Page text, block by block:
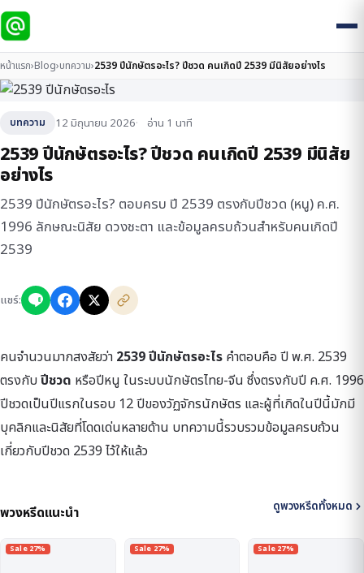
หน้าแรก›Blog›บทความ›2539 ปีนักษัตรอะไร? ปีชวด คนเกิดปี 2539 มีนิสัยอย่างไร
บทความ 12 มิถุนายน 2026 อ่าน 1 นาที
2539 ปีนักษัตรอะไร? ปีชวด คนเกิดปี 2539 มีนิสัย
อย่างไร
2539 ปีนักษัตรอะไร? ตอบครบ ปี 2539 ตรงกับปีชวด (หนู) ค.ศ.
1996 ลักษณะนิสัย ดวงชะตา และข้อมูลครบถ้วนสำหรับคนเกิดปี
2539
แชร์:
คนจำนวนมากสงสัยว่า 2539 ปีนักษัตรอะไร คำตอบคือ ปี พ.ศ. 2539
ตรงกับปีชวด หรือปีหนู ในระบบนักษัตรไทย-จีน ซึ่งตรงกับปี ค.ศ. 1996
ปีชวดเป็นปีแรกในรอบ 12 ปีของวัฏจักรนักษัตร และผู้ที่เกิดในปีนี้มักมี
บุคลิกและนิสัยที่โดดเด่นหลายด้าน บทความนี้รวบรวมข้อมูลครบถ้วน
เกี่ยวกับปีชวด 2539 ไว้ให้แล้ว
พวงหรีดแนะนำ ดูพวงหรีดทั้งหมด
Sale 27% Sale 27% Sale 27%